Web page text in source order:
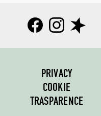
PRIVACY
COOKIE
TRASPARENCE